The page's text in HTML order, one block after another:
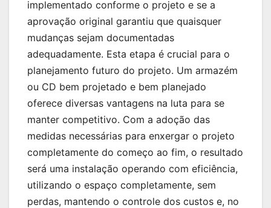
implementado conforme o projeto e se a
aprovação original garantiu que quaisquer
mudanças sejam documentadas
adequadamente. Esta etapa é crucial para o
planejamento futuro do projeto. Um armazém
ou CD bem projetado e bem planejado
oferece diversas vantagens na luta para se
manter competitivo. Com a adoção das
medidas necessárias para enxergar o projeto
completamente do começo ao fim, o resultado
será uma instalação operando com eficiência,
utilizando o espaço completamente, sem
perdas, mantendo o controle dos custos e, no